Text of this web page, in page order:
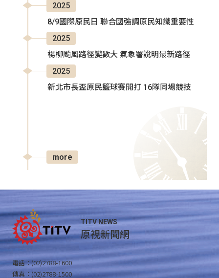
2025
8/9國際原民日 聯合國強調原民知識重要性
2025
楊柳颱風路徑變數大 氣象署說明最新路徑
2025
新北市長盃原民籃球賽開打 16隊同場競技
more
TITV NEWS
原視新聞網
電話：(02)2788-1600
傳真：(02)2788-1500